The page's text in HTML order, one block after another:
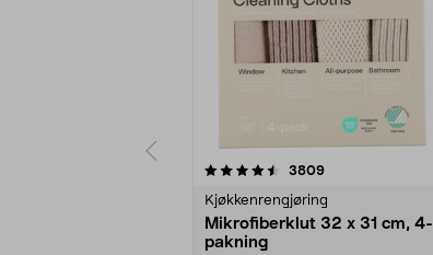
3809anmeldelser
Kjøkkenrengjøring
Mikrofiberklut 32 x 31 cm, 4-
pakning
4.5av 5 stjerner